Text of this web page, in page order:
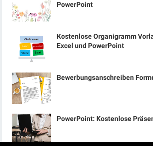
PowerPoint
Kostenlose Organigramm
Excel und PowerPoint
Bewerbungsanschreiben
PowerPoint: Kostenlose